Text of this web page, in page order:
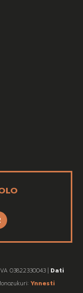
03822330043 | Dati
Ynnesti